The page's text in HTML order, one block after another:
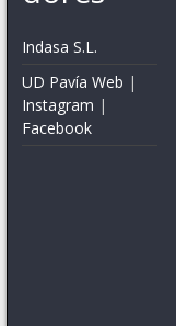
Indasa S.L.
UD Pavía Web |
Instagram |
Facebook